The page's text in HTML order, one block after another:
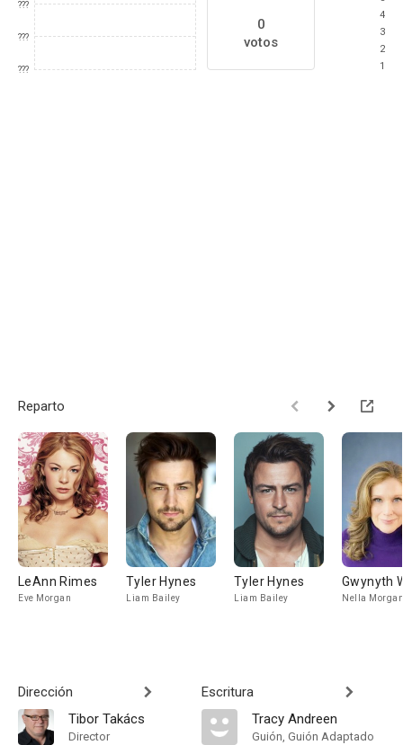
???
???
???
0
votos
4
3
2
1
Reparto
LeAnn Rimes
Eve Morgan
Tyler Hynes
Liam Bailey
Tyler Hynes
Liam Bailey
Gwynyth
Nella
Dirección
Tibor Takács
Director
Escritura
Tracy Andreen
Guión, Guión Adaptado